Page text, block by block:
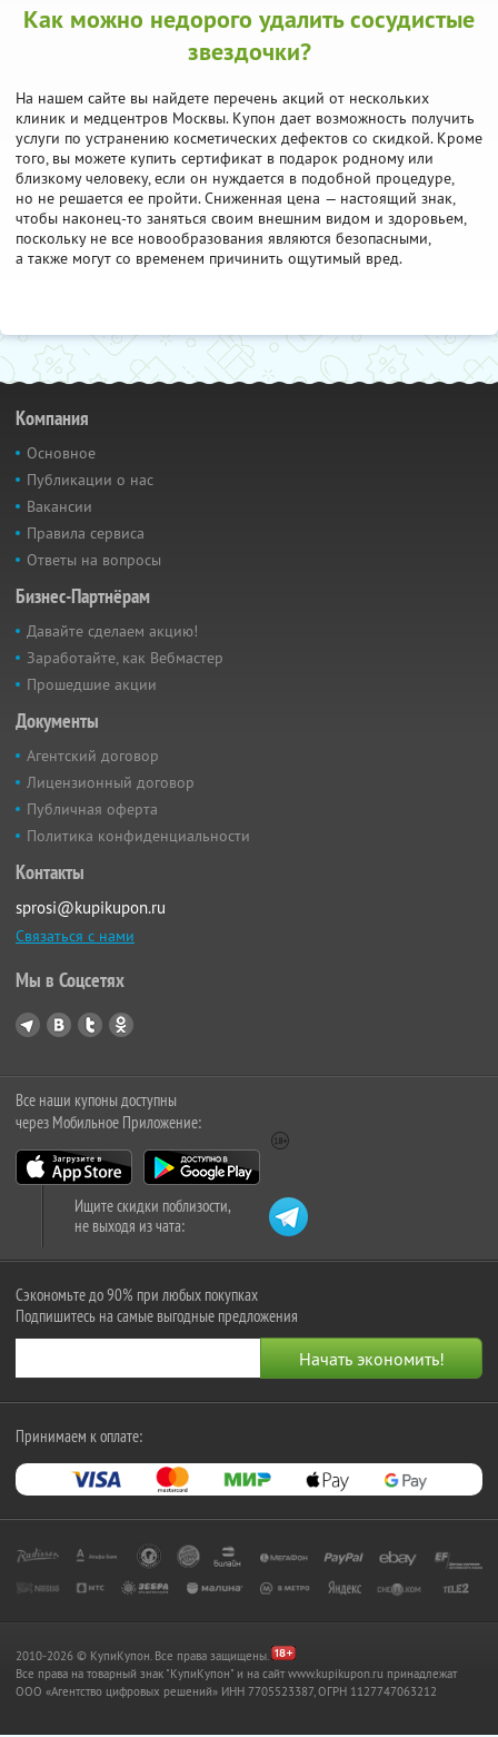
Как можно недорого удалить сосудистые
звездочки?
На нашем сайте вы найдете перечень акций от нескольких
клиник и медцентров Москвы. Купон дает возможность получить
услуги по устранению косметических дефектов со скидкой. Кроме
того, вы можете купить сертификат в подарок родному или
близкому человеку, если он нуждается в подобной процедуре,
но не решается ее пройти. Сниженная цена — настоящий знак,
чтобы наконец-то заняться своим внешним видом и здоровьем,
поскольку не все новообразования являются безопасными,
а также могут со временем причинить ощутимый вред.
Компания
Основное
Публикации о нас
Вакансии
Правила сервиса
Ответы на вопросы
Бизнес-Партнёрам
Давайте сделаем акцию!
Заработайте, как Вебмастер
Прошедшие акции
Документы
Агентский договор
Лицензионный договор
Публичная оферта
Политика конфиденциальности
Контакты
sprosi@kupikupon.ru
Связаться с нами
Мы в Соцсетях
Все наши купоны доступны
через Мобильное Приложение:
Ищите скидки поблизости,
не выходя из чата:
Сэкономьте до 90% при любых покупках
Подпишитесь на самые выгодные предложения
Принимаем к оплате:
2010-2026 © КупиКупон. Все права защищены.
Все права на товарный знак "КупиКупон" и на сайт www.kupikupon.ru принадлежат
OOO «Агентство цифровых решений» ИНН 7705523387, ОГРН 1127747063212